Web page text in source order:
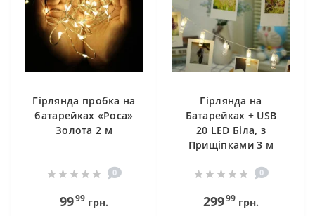
Гірлянда пробка на
батарейках «Роса»
Золота 2 м
0
9999 грн.
Гірлянда на
Батарейках + USB
20 LED Біла, з
Прищіпками 3 м
0
29999 грн.